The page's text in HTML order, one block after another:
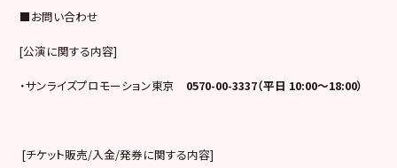
■お問い合わせ
[公演に関する内容]
・サンライズプロモーション東京 0570-00-3337（平日 10:00～18:00）
[チケット販売/入金/発券に関する内容]